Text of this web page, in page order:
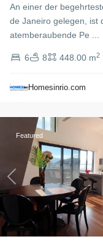
An einer der
de Janeiro gelegen, ist
atemberaubende Pe
6 8 448.00 m2
Homesinrio.com
Copacabana ,
de
Previous
Featured